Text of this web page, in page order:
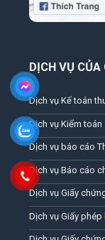
DỊCH VỤ CỦA
Dịch vụ Kế toán
Dịch vụ Kiểm toán
Dịch vụ báo cáo
Dịch vụ Báo cáo
Dịch vụ Giấy
Dịch vụ Giấy